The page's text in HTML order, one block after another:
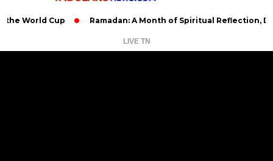
Cup Ramadan: A Month of Spiritual Reflection, Devotion,
LIVE TN